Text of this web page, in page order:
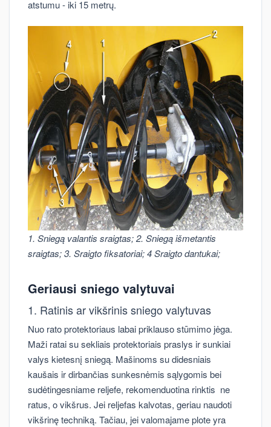
atstumu - iki 15 metrų.
1. Sniegą valantis sraigtas; 2. Sniegą išmetantis
sraigtas; 3. Sraigto fiksatoriai; 4 Sraigto dantukai;
Geriausi sniego valytuvai
1. Ratinis ar vikšrinis sniego valytuvas
Nuo rato protektoriaus labai priklauso stūmimo jėga.
Maži ratai su sekliais protektoriais praslys ir sunkiai
valys kietesnį sniegą. Mašinoms su didesniais
kaušais ir dirbančias sunkesnėmis sąlygomis bei
sudėtingesniame reljefe, rekomenduotina rinktis ne
ratus, o vikšrus. Jei reljefas kalvotas, geriau naudoti
vikšrinę techniką. Tačiau, jei valomajame plote yra